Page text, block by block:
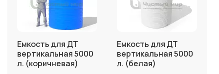
Емкость для ДТ
вертикальная 5000
л. (коричневая)
Емкость для ДТ
вертикальная 5000
л. (белая)